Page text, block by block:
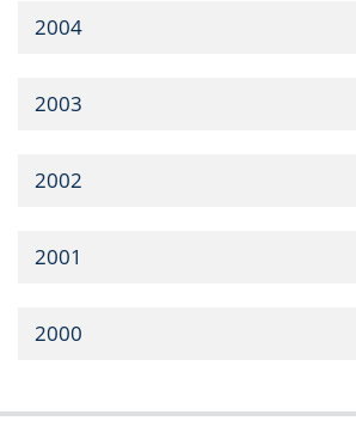
2004
2003
2002
2001
2000